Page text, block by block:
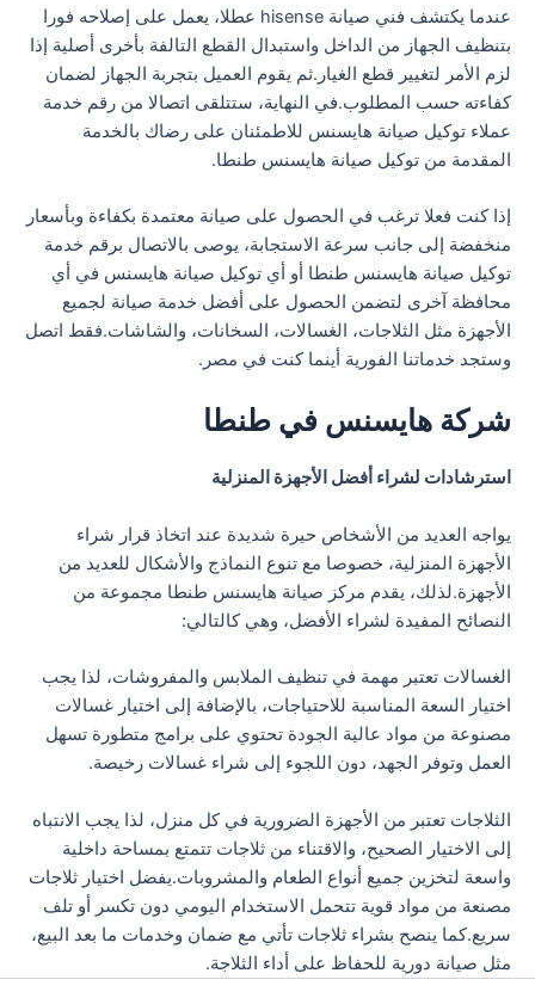
عندما يكتشف فني صيانة hisense عطلا، يعمل على إصلاحه فورا
بتنظيف الجهاز من الداخل واستبدال القطع التالفة بأخرى أصلية إذا
لزم الأمر لتغيير قطع الغيار.ثم يقوم العميل بتجربة الجهاز لضمان
كفاءته حسب المطلوب.في النهاية، ستتلقى اتصالا من رقم خدمة
عملاء توكيل صيانة هايسنس للاطمئنان على رضاك بالخدمة
المقدمة من توكيل صيانة هايسنس طنطا.
إذا كنت فعلا ترغب في الحصول على صيانة معتمدة بكفاءة وبأسعار
منخفضة إلى جانب سرعة الاستجابة، يوصى بالاتصال برقم خدمة
توكيل صيانة هايسنس طنطا أو أي توكيل صيانة هايسنس في أي
محافظة آخرى لتضمن الحصول على أفضل خدمة صيانة لجميع
الأجهزة مثل الثلاجات، الغسالات، السخانات، والشاشات.فقط اتصل
وستجد خدماتنا الفورية أينما كنت في مصر.
شركة هايسنس في طنطا
استرشادات لشراء أفضل الأجهزة المنزلية
يواجه العديد من الأشخاص حيرة شديدة عند اتخاذ قرار شراء
الأجهزة المنزلية، خصوصا مع تنوع النماذج والأشكال للعديد من
الأجهزة.لذلك، يقدم مركز صيانة هايسنس طنطا مجموعة من
النصائح المفيدة لشراء الأفضل، وهي كالتالي:
الغسالات تعتبر مهمة في تنظيف الملابس والمفروشات، لذا يجب
اختيار السعة المناسبة للاحتياجات، بالإضافة إلى اختيار غسالات
مصنوعة من مواد عالية الجودة تحتوي على برامج متطورة تسهل
العمل وتوفر الجهد، دون اللجوء إلى شراء غسالات رخيصة.
الثلاجات تعتبر من الأجهزة الضرورية في كل منزل، لذا يجب الانتباه
إلى الاختيار الصحيح، والاقتناء من ثلاجات تتمتع بمساحة داخلية
واسعة لتخزين جميع أنواع الطعام والمشروبات.يفضل اختيار ثلاجات
مصنعة من مواد قوية تتحمل الاستخدام اليومي دون تكسر أو تلف
سريع.كما ينصح بشراء ثلاجات تأتي مع ضمان وخدمات ما بعد البيع،
مثل صيانة دورية للحفاظ على أداء الثلاجة.